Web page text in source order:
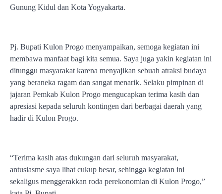
Gunung Kidul dan Kota Yogyakarta.
Pj. Bupati Kulon Progo menyampaikan, semoga kegiatan ini
membawa manfaat bagi kita semua. Saya juga yakin kegiatan ini
ditunggu masyarakat karena menyajikan sebuah atraksi budaya
yang beraneka ragam dan sangat menarik. Selaku pimpinan di
jajaran Pemkab Kulon Progo mengucapkan terima kasih dan
apresiasi kepada seluruh kontingen dari berbagai daerah yang
hadir di Kulon Progo.
“Terima kasih atas dukungan dari seluruh masyarakat,
antusiasme saya lihat cukup besar, sehingga kegiatan ini
sekaligus menggerakkan roda perekonomian di Kulon Progo,”